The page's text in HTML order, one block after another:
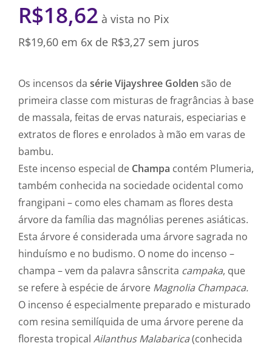
R$18,62 à vista no Pix
R$19,60 em 6x de R$3,27 sem juros
Os incensos da série Vijayshree Golden são de
primeira classe com misturas de fragrâncias à base
de massala, feitas de ervas naturais, especiarias e
extratos de flores e enrolados à mão em varas de
bambu.
Este incenso especial de Champa contém Plumeria,
também conhecida na sociedade ocidental como
frangipani – como eles chamam as flores desta
árvore da família das magnólias perenes asiáticas.
Esta árvore é considerada uma árvore sagrada no
hinduísmo e no budismo. O nome do incenso –
champa – vem da palavra sânscrita campaka, que
se refere à espécie de árvore Magnolia Champaca.
O incenso é especialmente preparado e misturado
com resina semilíquida de uma árvore perene da
floresta tropical Ailanthus Malabarica(conhecida